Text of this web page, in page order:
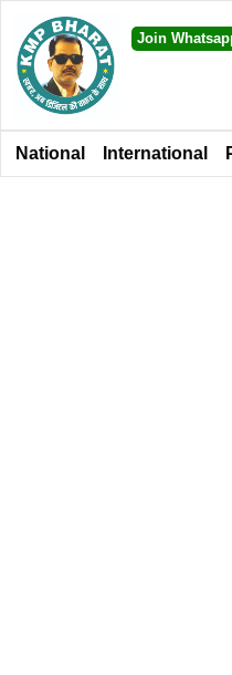
Join
National International